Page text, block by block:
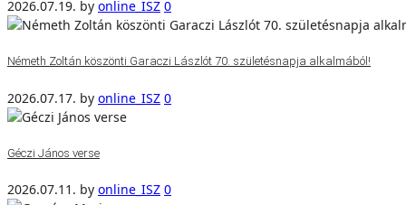
2026.07.19. by online_ISZ 0
Németh Zoltán köszönti Garaczi Lászlót 70. születésnapja alkalmából!
2026.07.17. by online_ISZ 0
Géczi János verse
2026.07.11. by online_ISZ 0